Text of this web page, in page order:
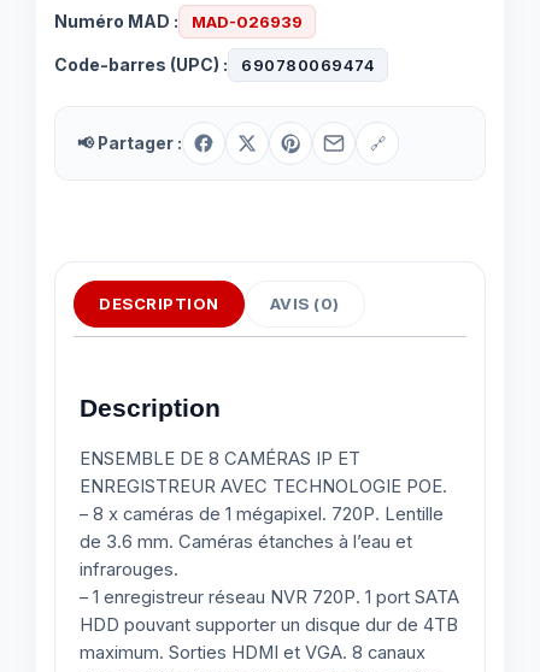
Numéro MAD : MAD-026939
Code-barres (UPC) : 690780069474
📢 Partager : 🔗
DESCRIPTION AVIS (0)
Description
ENSEMBLE DE 8 CAMÉRAS IP ET
ENREGISTREUR AVEC TECHNOLOGIE POE.
– 8 x caméras de 1 mégapixel. 720P. Lentille
de 3.6 mm. Caméras étanches à l’eau et
infrarouges.
– 1 enregistreur réseau NVR 720P. 1 port SATA
HDD pouvant supporter un disque dur de 4TB
maximum. Sorties HDMI et VGA. 8 canaux